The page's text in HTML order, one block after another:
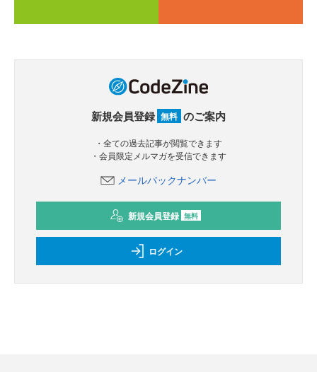
新規会員登録 無料 のご案内
・全ての過去記事が閲覧できます
・会員限定メルマガを受信できます
メールバックナンバー
新規会員登録 無料
ログイン